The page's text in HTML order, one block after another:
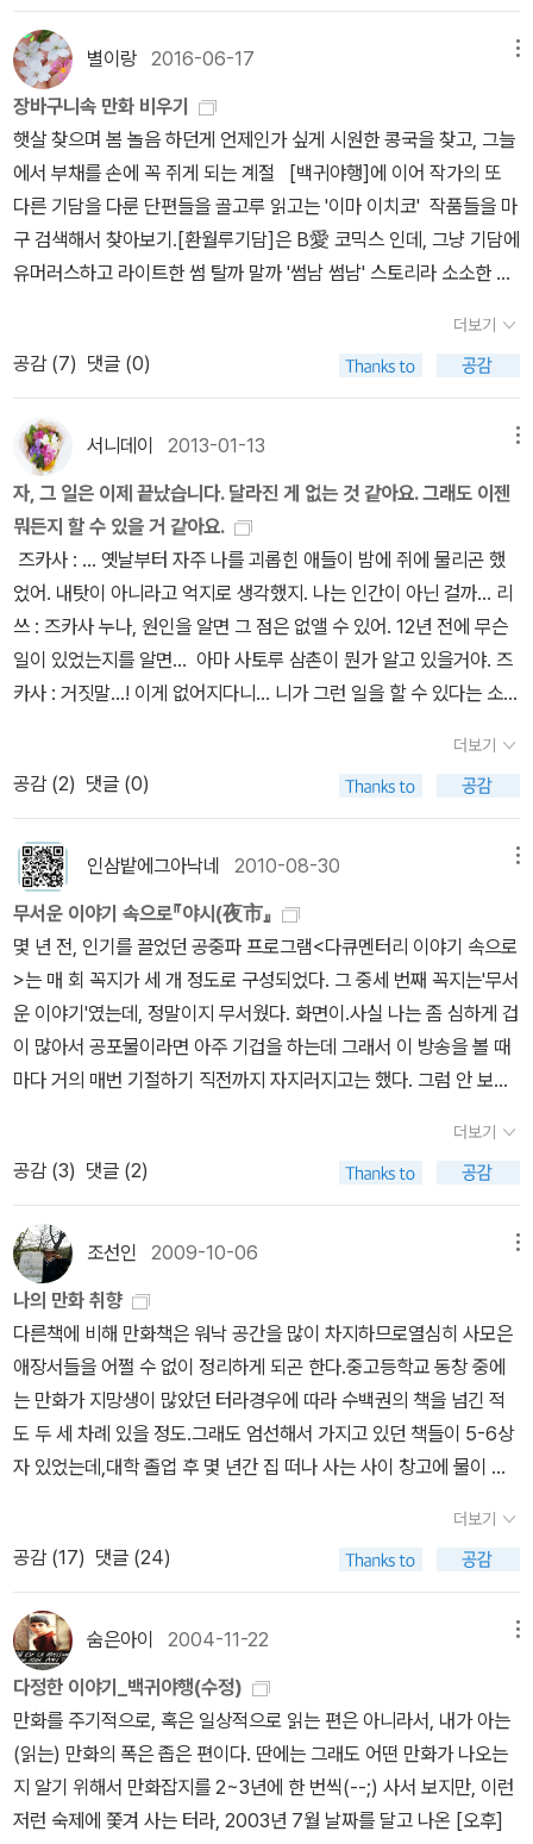
2일. 알라딘에서 보낸 메일 <연하장> 을 받았다.12월 통계를 합산해
서 재 집계한 나의 독서 기록을 보란다. 당연히, 추가된 책과 금액이
있으니 소소하게 바뀐 부분이 있겠지~오~~~ 사랑한 작가 분이 바
뀌었다. ' 이와키 히토시 ' 란다. 단지, [히스토리에] 9권을 구매했
을 뿐인데? 사실 구매 권수로 따지면, 콜린 매컬로 아닐까 싶다.
마일리지가 타사이트 보다 적어서 빼놨다가 느즈막히 구매한. [포르
투나의 선택]3권. [카이사르의 여자들] 3권 + [카이사르] 3권 +
[시월의 말]3 권. 모두 2017년도에 구매했으니... 타사이트 구매도
있어서 글치 정확히 12권인데 ! 라이트 노벨 [책벌레의 하극상]
이 빠르니, 늦니 해도 2017년 매달 꾸준히 출간된 덕분에 꼬박 구매
하다보니 저절로 선호 작가 등재. *올해 받은 알라딘 굿즈는 9종.
램프 (은하수를~ 북램프를 사용하는 모습을 보니 유용한 듯 해서 뒤
늦게 나도 챙겼다. 결론, 이거 좋다. 침대 옆에 놓고 잠자기전에 전자
책 읽을때 옆에 살짝 켜놓는다.) + 월든 램프 (선물로 주려고 뒤늦게
하나 더 챙겼는데.... 터치 불량이다. 안돼서 그냥 자리 차지만 하고있
다....) 덧,월든 아크릴 북램프 하단부에 나사를 돌려서 뜯어봤다. 용
수철(스프링)이 꼬여 있었다. 고르게 펴서 다시 조립후 터치~ 오~
~~ 이제 불빛 조절 다 잘된다. 좋아쓰 !!! 2. 노인과 바다 스티키
노트 (내가 자주 쓰는 소모품이라 유용함. 현재 기존 사용중인 물품
이 아직 남아있어서 서랍에 고이 보관중) 3. 검은고양이 USB
거함 (당시에는 필요해서 선택한 굿즈였는데, 펼쳐놓고 보니 자리 차
지를 많이해서 제자리를 못찾고 있는 중이다. 조금더 고민 해본후 제
자리를 찾아줘야 되는데... 막상 구매후 여러모로 비교해보니 얇아서
실망스럽기도 하고, 꼭 필요한 아이템은 아니였던듯. ) 5~6. 카이사
르 책갈피, 기념주화 (계속 안받다가 뒤늦게 다른분 자랑글에 급 부러
워서... 그러나 여전히 필요 유무가 아리송~) - 아, Y사이트에서도
빼먹었던 시리즈 구매하면서 기념주화 받았구나.... 기념주화 2개네.
7. 비밀의 정원 도시락 통 (도시락 통으로도, 반찬 통으로도 전혀 쓸
모가 없다. 잡템 보관용으로 사용할 예정. 현재는 그냥 자리 차지만
하는중) 8. 고전부 반팔 티셔츠. ( 고전부 표지가 프린트 되어있는
데, 여름이 다 지난 늦여름 받은거라 착용도 안해봤고~ 내가 도대체
왜 이걸 구매했지 싶다. 그냥 막 입을 티셔츠 3,000원에 구매했다
것 같고... ) 9. 데미안 도자기 식판. + 앨리스 도자기 식판.손목 염
증 때문에 올 12월도 어김없이 치료 받으러 다니는데, 이 무거운 도자
기 식판이라니...하..... 못참고 데려왔다. 맥주 마실때 마른 안주용
으로. 그래도 지난해와 비교하면 아주 많이 참았던듯 하다. 참고...
또 참고.....휴우~ * 올해 구매한 책중 소수만 구매한 도서대부분 만
화책. 내가 독취 였나? 다카하시 루미코의 <인어 시리즈>, 그리고
다른 작가들의 단편 몇권.내가 선호하는 모 작가의 로맨스 소설 현대
물... 음 좋은 리뷰는 많이 못 읽었으나, 읽어보고 판단하련다~ 라면
서 구매한 글인데, 소수 구매였구나.좀 유명한 작가의 수필. 수두룩
대부분 새로나오는 개정판을 구매하지~ 이렇게 뒤늦게 글을 보충하
고, 수정하다 보면 간혹, 삼천포로 빠지기도 한다. 지금 그렇다. 에피
소드 중에 원숭이의 뼈에 물고기를 결합시켜 묘한 생명체를 반혼술로
살려내고 상술에 이용해 먹는 장면이 있었는데.... 나는 좀 섬짓했던
장면이였다. 12월 개봉하는 영화중에 [위대한 쇼맨 (The Greatest
Showman)]휴잭맨 주연 영화라 나름 관심을 가졌는데, '바넘'이라
는 실존 인물의 실화를 바탕으로 한 영화란다. 그래서 검색좀 해봤
다. '지상 최대의 쇼(The Greatest Show on Earth)'를 창단한후,
대중의 시선을 끌기 위해 온갖 짓거리를 다 벌인 내가 보기에 절대 사
기꾼. 아동.동물 학대범.사이코 '바넘' 놈 이야기 이다... 검색후, 영
별이랑 2016-06-17
장바구니속 만화 비우기
햇살 찾으며 봄 놀음 하던게 언제인가 싶게 시원한 콩국을 찾고, 그늘
에서 부채를 손에 꼭 쥐게 되는 계절 [백귀야행]에 이어 작가의 또
다른 기담을 다룬 단편들을 골고루 읽고는 '이마 이치코' 작품들을 마
구 검색해서 찾아보기.[환월루기담]은 B愛 코믹스 인데, 그냥 기담에
유머러스하고 라이트한 썸 탈까 말까 '썸남 썸남' 스토리라 소소한 재
적 능력의 소유자 였던 할아버지가 돌아가시고, 이계의 것들이 눈에
보이지만 모른척하면서 살고있는 대학생.음양사나 퇴마사 같은 능력
도, 활약도 못하는 주인공이 각종 기이한 사건에 휘말리기도 하고, 나
름 해결하면서 벌어지는 요괴도 나오고 귀신도 나오는 재미나는 에피
소드.결정적인 순간에는 할아버지가 남겨준 식신의 도움을 많이 받기
도 하지만. 주변에 특이한 인물들도 많이 등장해서 좋더라. 물론, 권
수가 늘어나면서 간혹 스토리가 늘어지고 지루한적도 있긴하지만 대
체로 좋았다~ 윤지운 [파한집] 기
담. 만화~검이 좋아서 아버지의 뒤를 이어 무인의 길을 걸으나 부초
처럼 떠돌다가, 귀를 쫓고 요상한 사연에 휩싸여 요괴나 귀 에게 표적
이되는 알수없는 청년 백언을 만나고,'귀'를 베어내는 검을 받아 세상
과 만나는 쓸쓸한 청년 호연.이들의 현실적인 이야가 웃음을 만들고
때론 허무를 동반하며 '이런 기담도 좋지~? ' 라고 유혹한다. 본
련 에피소드에 관한 추가 정보를 얻어가는 재미도 쏠쏠하다~ 읽다보
면 어느새 백언이, 호연이 스스로를 돌아보듯 나의 자취를 더듬기도
하고... 몰입해서 읽은 만화. '그 원망을. 비통함을 당신이 감히 헤아
릴 수 있다고 생각하셨습니까? ''타인을 이해한다고 생각하지 마십시
오 ''오만입니다' '어설프게 아는 것은아예 모르는 것과 다를 바 없지
요''결국, 당신은 아무것도 모르십니다'------파한집 2권 중에서 ----
-
더보기
공감 (7) 댓글 (0)
서니데이 2013-01-13
자, 그 일은 이제 끝났습니다. 달라진 게 없는 것 같아요. 그래도 이젠
뭐든지 할 수 있을 거 같아요.
즈카사 : ... 옛날부터 자주 나를 괴롭힌 애들이 밤에 쥐에 물리곤 했
었어. 내탓이 아니라고 억지로 생각했지. 나는 인간이 아닌 걸까... 리
쓰 : 즈카사 누나, 원인을 알면 그 점은 없앨 수 있어. 12년 전에 무슨
일이 있었는지를 알면... 아마 사토루 삼촌이 뭔가 알고 있을거야. 즈
카사 : 거짓말...! 이게 없어지다니... 니가 그런 일을 할 수 있다는 소리
사...! 리쓰는 팔이 왜 그러니? 즈카사 : 아빠는? 외숙모 : 전화 받고
서 회사 조퇴하고 와 계셔. 즈카사 : 아빠! 리쓰 : 사토루 삼촌, 오래간
만이에요. 외삼촌 : ... 어떻게 된 거냐. 그 상처는?! 몰랐었어. 삼촌에
게도 조금 영력이 있다. 외삼촌 : 무슨 일이 있었니? 리쓰 : 역시 무슨
일인가 있었군요. 즈카사 : 아빠?! 리쓰 : 삼촌, 12년 전에 즈카사 누나
에게 뭘 했죠? 외삼촌 : 내가 그런 곳에 가지 않았다면... (중략) 리쓰
: 그 장소로 안내해 주시겠어요? (중략) 외삼촌 : ... 오기 싫은 곳이었
다. 몇 번이나 꿈 속에서 보았었지. 리쓰 : (나무 뒤에서 보고 있군...
저기 에서도) 외삼촌 : 두번 다시 가까이 오지 않겠다고 생각하고 있
었어... 리쓰 : (저기에도... 빨리 이곳에서 나가고 싶다.) 외삼촌 : 저곳
이야. '내 아이를 데리러 왔다' 이것은... 돌의 알인가. 하나만 깨져있
네. 리쓰 : 아마도 즈카사 누나는 놀다가 이것을 깨버렸고 그때 안에
있던 것이 즈카사 누나에게 씌워서... 리쓰 : 할아버지에게 말을 하
하다... 용서해다오. 12년전 네 아버지가 그렇게 된 것은 내 탓이었
다... (중략) 아오아라시 : ... 삼촌은 숨겼던 사실을 이야기해 주던
가? 리쓰 : ... 아버지는 할아버지의 의식의 신 때문에 돌아가셨어. 알
고 있었나? 아오아라시: 나는 언제나 가규의 곁에 있었지. (중략) 이
마 이치코, <백귀야행 1>, 시공사(한국어판), 1999,제1화 어둠속에
서 부르는 소리 중에서 이이지마 리쓰의 사촌 누이 즈카사에게는 감
추고 싶은 비밀이 있었다. 어릴 때부터 있었던 등의 반점이 성장하면
서 점점 커져서 흉하게 자랐던 것. 옷과 머리로 감추고 있으나, 마음도
어 있었다. 할아버지가 살던 본가에 돌아와 만난 사촌 리쓰는 즈카사
의 점이 단순한 흉터같은 것이 아니라 요괴와 관련이 있다는 것을 알
게 되고, 외삼촌에게서 이 일이 아버지의 죽음과도 연관이 있다는 것
을 알게 된다. 리쓰의 아버지는 오래전에 갑자기 죽었다 살아나면서
이전의 인격이 바뀌어버린 상태로 알려져 있으나, 실은 이미 죽고 아
오아라시 라는 요괴가 대신해왔던 것. 여기까지가 위의 이야기가 나
오게 된 일들의 요약. 즈카사가 집에 찾아온 이후, 생기는 이상한 일
들과, 전후사정을 알게 된 리쓰는 즈카사의 몸에 붙어사는 요괴를 제
집으로 돌려놓으려 한다. 그러나 요괴가 넘치는 잡목림은 바로 집 앞
에 있는데도 두렵고 알 수 없는 곳이었다. 리쓰가 요괴의 아이를 되돌
더보기
공감 (2) 댓글 (0)
인삼밭에그아낙네 2010-08-30
무서운 이야기 속으로『야시(夜市』
몇 년 전, 인기를 끌었던 공중파 프로그램<다큐멘터리 이야기 속으로
>는 매 회 꼭지가 세 개 정도로 구성되었다. 그 중세 번째 꼭지는'무서
운 이야기'였는데, 정말이지 무서웠다. 화면이.사실 나는 좀 심하게 겁
이 많아서 공포물이라면 아주 기겁을 하는데 그래서 이 방송을 볼 때
마다 거의 매번 기절하기 직전까지 자지러지고는 했다. 그럼 안 보면
한 건 궁금한 거다. 그러니까 이야기는 궁금하고, 툭하면 시꺼매지는
화면은 무섭고, 인 것.그리하여 매주 자학하는 심정으로 TV 앞에 앉
곤 했는데, 우스운 건 같은 공포물이라도 텍스트엔 그다지 공포를 느
끼지 않는다는거다.그러고보면 내가 공포를 느끼는 감각은 이미지와
시각적인 것에 국한되는 건가 싶기도 하고. 일례로 리처드 매드슨의
『나는 전설이다』는 읽을 때 책 표지에 덮개를 씌우고서야 읽을 수 있
었던 것처럼. 각설하고,쓰네카와 고타로의 『야시(夜市)』는 한 마디
로 설명하면 일본 만화 『백귀야행(Ichiko Ima)』류의 소설판이다.일
본에서 건너온 판타지 호러?, 환상 호러? 혹은 괴기 호러?...뭐라 부
르든 그 쪽 장르의 만화책중내가가장 좋아하는 작품은 단연 『백귀야
행』과 국내에 영화로도 개봉된『음양사』다. 『백귀야행』은 6, 7편서부
터 다소 지루하고 긴장이 떨어지는 감이 있어 그 뒤로 열심히 챙겨보
지 않지만 1~5권은 무엇 하나 버릴 것이 없이 에피소드가좋다. 『음양
절판되어 버렸는데게으름을 피우다가 뒤늦게그 사실을 알고 땅을 쳤
다. 결국 아쉬운대로 중고 시장에서 다른 출판사 것으로구했는데여러
모로 썩 마음에 들지는 않는다. (아무래도 서울문화사판으로 다시찾
아봐야 할 것 같다)일본은 섬기는 신(神)도 많고 그래서 귀신도 많고,
그에 따른 민간 설화나 괴담도 정말 많은 나라다. TV에선 귀신 체험
과 관련된 프로그램이 끊임없이 방영되고 수많은 제보들이 매주 TV
에서 재연된다. TV에서뿐만이 아니다. 주변 사람에게서도 귀신을 봤
더보기
공감 (3) 댓글 (2)
조선인 2009-10-06
나의 만화 취향
다른책에 비해 만화책은 워낙 공간을 많이 차지하므로열심히 사모은
애장서들을 어쩔 수 없이 정리하게 되곤 한다.중고등학교 동창 중에
는 만화가 지망생이 많았던 터라경우에 따라 수백권의 책을 넘긴 적
도 두 세 차례 있을 정도.그래도 엄선해서 가지고 있던 책들이 5-6상
자 있었는데,대학 졸업 후 몇 년간 집 떠나 사는 사이 창고에 물이 드
장 먼저 정리 대상이되었고,이 과정에 판타지며, 무협지까지 싸그리
도맷금 처리된 아픈 기억. ㅠ.ㅠ문제는 알라딘 중고샵이 생긴 다음 도
로 야금야금 사들이고 있다는 건데,옆지기는 책장 위에 쌓이고 있는
만화책들을 아직까지는 못 본 척 해주고 있으나,내년 봄에 이사하게
되면 아마 또 한 번 전쟁을 치르게 될 듯 하다.우선 장르를 보면.코믹
한 순정학원물을 좋아하는 편인데, 읽다 보면 중고생 시절에 왜 이리
심심하게 살았나 무지하게 후회된다. 그래서일까? 학원물은 좀처럼
소장하지 않게 되는데, 가장 최근에 사들인 건 그 남자 그 여자의 사
정. 오해를 사는 제목이라 그런지 요새는 그 남자! 그 여자!라는 제목
으로 나온다. 남자주인공의 어두운 이중인격이 참 마음에 든다. 음악
더보기
공감 (17) 댓글 (24)
숨은아이 2004-11-22
다정한 이야기_백귀야행(수정)
만화를 주기적으로, 혹은 일상적으로 읽는 편은 아니라서, 내가 아는
(읽는) 만화의 폭은 좁은 편이다. 딴에는 그래도 어떤 만화가 나오는
지 알기 위해서 만화잡지를 2~3년에 한 번씩(--;) 사서 보지만, 이런
저런 숙제에 쫓겨 사는 터라, 2003년 7월 날짜를 달고 나온 [오후]